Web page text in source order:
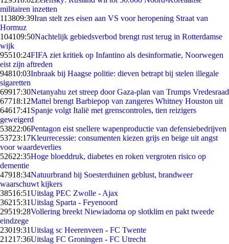
militairen inzetten
113809:39Iran stelt zes eisen aan VS voor heropening Straat van
Hormuz
104109:50Nachtelijk gebiedsverbod brengt rust terug in Rotterdamse
wijk
95510:24FIFA ziet kritiek op Infantino als desinformatie, Noorwegen
eist zijn aftreden
94810:03Inbraak bij Haagse politie: dieven betrapt bij stelen illegale
sigaretten
69917:30Netanyahu zet streep door Gaza-plan van Trumps Vredesraad
67718:12Mattel brengt Barbiepop van zangeres Whitney Houston uit
64617:41 Spanje volgt Italië met grenscontroles, tien reizigers
geweigerd
53822:06Pentagon eist snellere wapenproductie van defensiebedrijven
53723:17Kleurrecessie: consumenten kiezen grijs en beige uit angst
voor waardeverlies
52622:35Hoge bloeddruk, diabetes en roken vergroten risico op
dementie
47918:34Natuurbrand bij Soesterduinen geblust, brandweer
waarschuwt kijkers
38516:51Uitslag PEC Zwolle - Ajax
36215:31Uitslag Sparta - Feyenoord
29519:28Vollering breekt Niewiadoma op slotklim en pakt tweede
eindzege
23019:31Uitslag sc Heerenveen - FC Twente
21217:36Uitslag FC Groningen - FC Utrecht